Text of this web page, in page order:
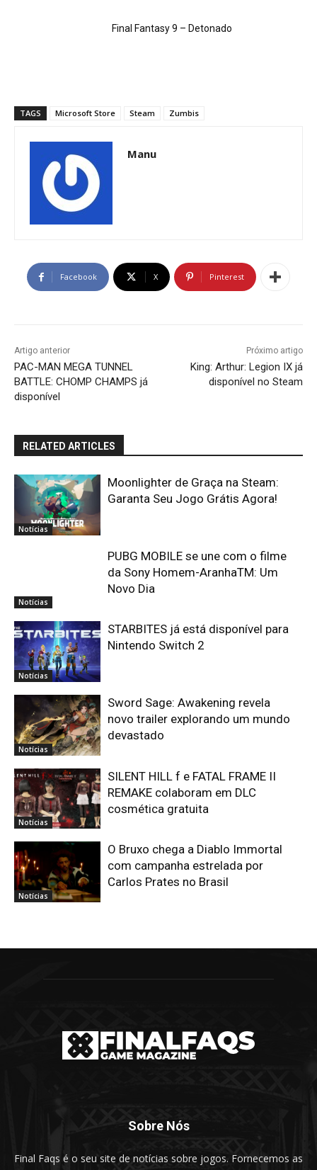
Final Fantasy 9 – Detonado
TAGS Microsoft Store Steam Zumbis
Manu
Facebook X Pinterest
Artigo anterior
PAC-MAN MEGA TUNNEL
BATTLE: CHOMP CHAMPS já
disponível
Próximo artigo
King: Arthur: Legion IX já
disponível no Steam
RELATED ARTICLES
Notícias
Moonlighter de Graça na Steam:
Garanta Seu Jogo Grátis Agora!
Notícias
PUBG MOBILE se une com o filme
da Sony Homem-AranhaTM: Um
Novo Dia
Notícias
STARBITES já está disponível para
Nintendo Switch 2
Notícias
Sword Sage: Awakening revela
novo trailer explorando um mundo
devastado
Notícias
SILENT HILL f e FATAL FRAME II
REMAKE colaboram em DLC
cosmética gratuita
Notícias
O Bruxo chega a Diablo Immortal
com campanha estrelada por
Carlos Prates no Brasil
Sobre Nós
Final Faqs é o seu site de notícias sobre jogos. Fornecemos as